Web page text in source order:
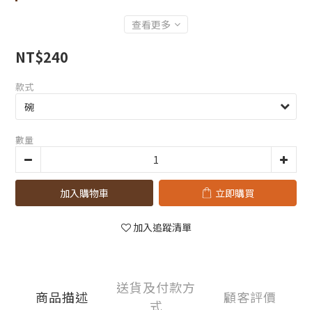
查看更多
NT$240
款式
數量
加入購物車 立即購買
加入追蹤清單
商品描述
送貨及付款方
式
顧客評價